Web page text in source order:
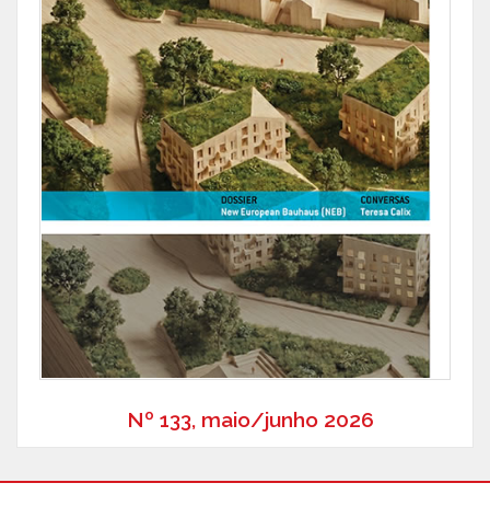
Nº 133, maio/junho 2026